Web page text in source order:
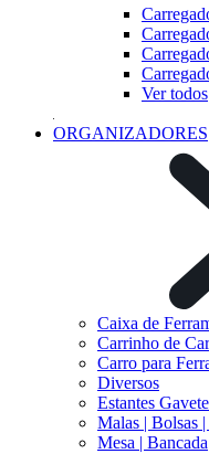
Ver todos
ORGANIZADORES
Caixa de
Carrinho de
Carro para
Diversos
Estantes
Malas | Bolsas
Mesa | Bancada